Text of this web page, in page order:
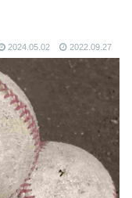
2024.05.02 2022.09.27